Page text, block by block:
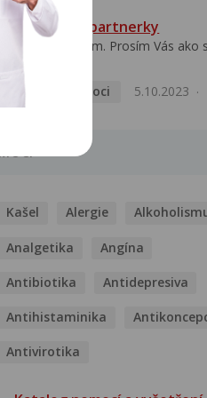
HPV typ 52 u partnerky
Dobrý deň prajem. Prosím Vás ako
Pohlavní nemoci
5.10.2023
Kašel Alergie
Analgetika Angína
Antibiotika Antidepresiva
Antihistaminika
Antivirotika